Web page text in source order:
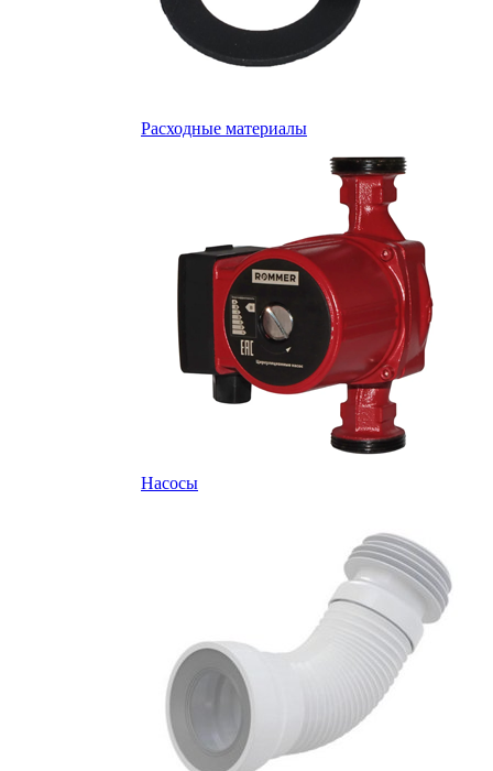
Расходные материалы
Насосы